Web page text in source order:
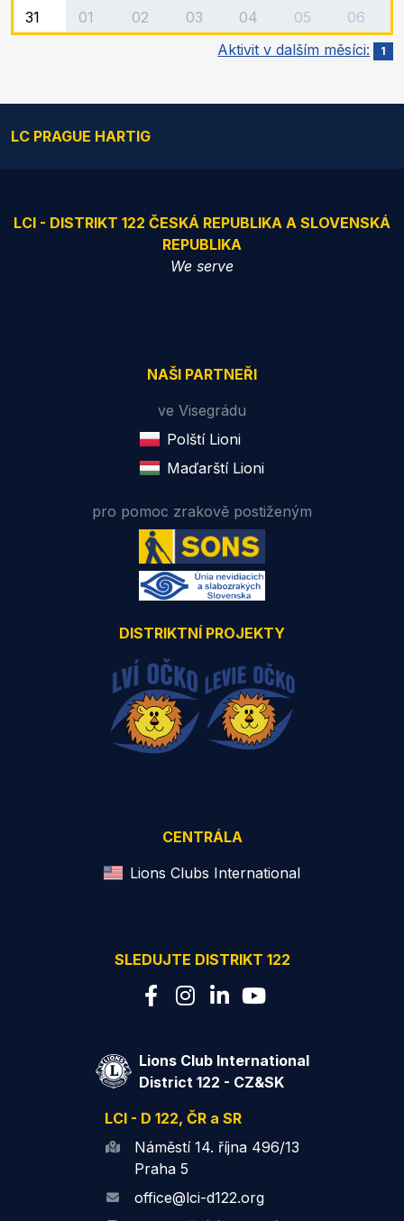
31
01 02 03 04 05
06
Aktivit v dalším měsíci:
1
LC PRAGUE HARTIG
LCI - DISTRIKT 122 ČESKÁ REPUBLIKA A SLOVENSKÁ
REPUBLIKA
We serve
NAŠI PARTNEŘI
ve Visegrádu
Polští Lioni
Maďarští Lioni
pro pomoc zrakově postiženým
DISTRIKTNÍ PROJEKTY
CENTRÁLA
Lions Clubs International
SLEDUJTE DISTRIKT 122
Lions Club International
District 122 - CZ&SK
LCI - D 122, ČR a SR
Náměstí 14. října 496/13
Praha 5
office@lci-d122.org